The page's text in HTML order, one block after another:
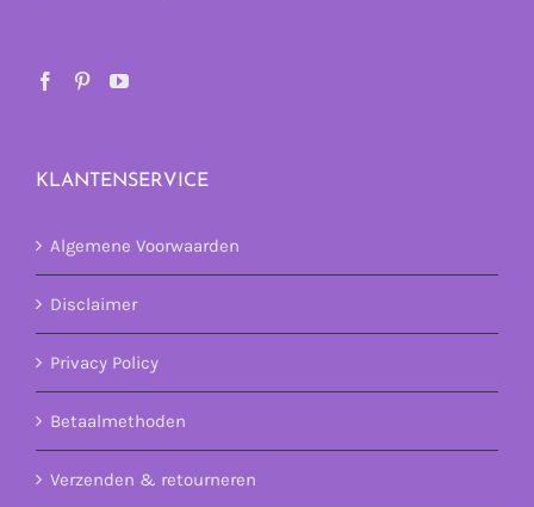
KLANTENSERVICE
Algemene Voorwaarden
Disclaimer
Privacy Policy
Betaalmethoden
Verzenden & retourneren